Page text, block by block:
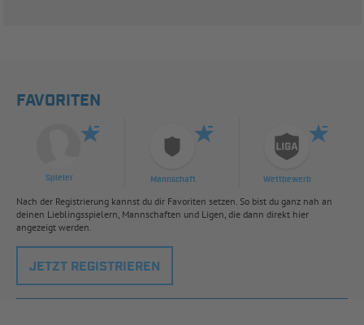
FAVORITEN
Spieler Mannschaft Wettbewerb
Nach der Registrierung kannst du dir Favoriten setzen. So bist du ganz nah an
deinen Lieblingsspielern, Mannschaften und Ligen, die dann direkt hier
angezeigt werden.
JETZT REGISTRIEREN